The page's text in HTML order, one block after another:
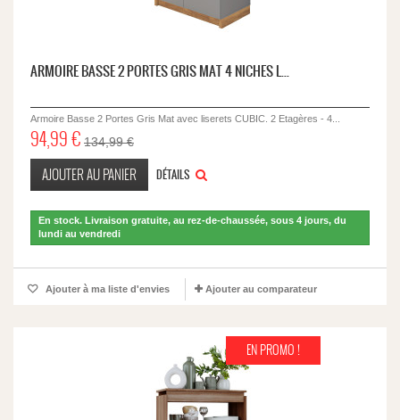
ARMOIRE BASSE 2 PORTES GRIS MAT 4 NICHES L...
Armoire Basse 2 Portes Gris Mat avec liserets CUBIC. 2 Etagères - 4...
94,99 € 134,99 €
AJOUTER AU PANIER DÉTAILS
En stock. Livraison gratuite, au rez-de-chaussée, sous 4 jours, du
lundi au vendredi
Ajouter à ma liste d'envies Ajouter au comparateur
EN PROMO !